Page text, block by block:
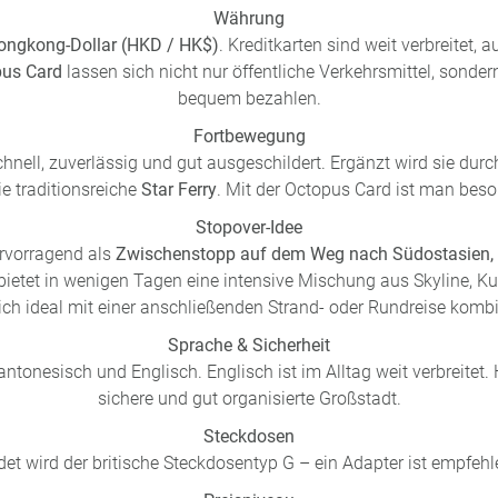
Währung
Dollar (HKD / HK$). Kreditkarten sind weit verbreitet,
Card lassen sich nicht nur öffentliche Verkehrsmittel,
bequem bezahlen.
Fortbewegung
zuverlässig und gut ausgeschildert. Ergänzt wird sie
traditionsreiche Star Ferry. Mit der Octopus Card ist man
Stopover-Idee
als Zwischenstopp auf dem Weg nach
in wenigen Tagen eine intensive Mischung aus Skyline,
ideal mit einer anschließenden Strand- oder Rundreise
Sprache & Sicherheit
und Englisch. Englisch ist im Alltag weit verbreitet.
sichere und gut organisierte Großstadt.
Steckdosen
wird der britische Steckdosentyp G – ein Adapter ist